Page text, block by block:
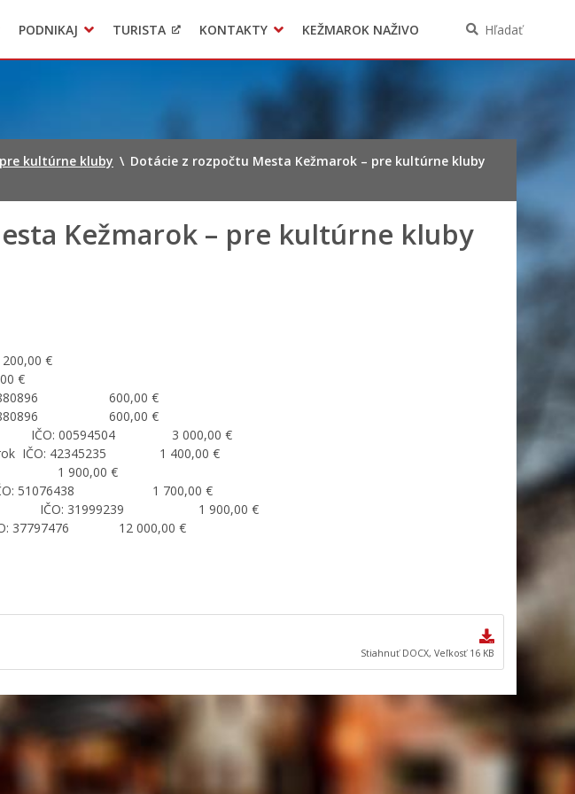
systém – Kežmarok
podozrení z podvodov
NATUR – PACK
PODNIKAJ TURISTA KONTAKTY KEŽMAROK NAŽIVO Hľadať
kultúrne kluby \ Dotácie z rozpočtu Mesta Kežmarok – pre kultúrne kluby
Kežmarok – pre kultúrne kluby
€
€
37880896 600,00 €
37880896 600,00 €
IČO: 00594504 3 000,00 €
IČO: 42345235 1 400,00 €
1 900,00 €
IČO: 51076438 1 700,00 €
IČO: 31999239 1 900,00 €
12 000,00 €
Stiahnuť DOCX, Veľkosť 16 KB